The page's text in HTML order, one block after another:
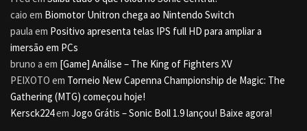
caio em Biomotor Unitron chega ao Nintendo Switch
paula em Positivo apresenta telas IPS full HD para ampliar a
imersão em PCs
bruno a em [Game] Análise – The King of Fighters XV
PEIXOTO em Torneio New Capenna Championship de Magic: The
Gathering (MTG) começou hoje!
Kersck224em Jogo Grátis – Sonic Boll 1.9 lançou! Baixe agora!